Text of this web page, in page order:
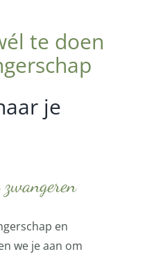
te doen
je
en
we je aan om